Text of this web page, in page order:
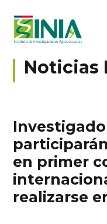
Noticias
en primer
realizarse